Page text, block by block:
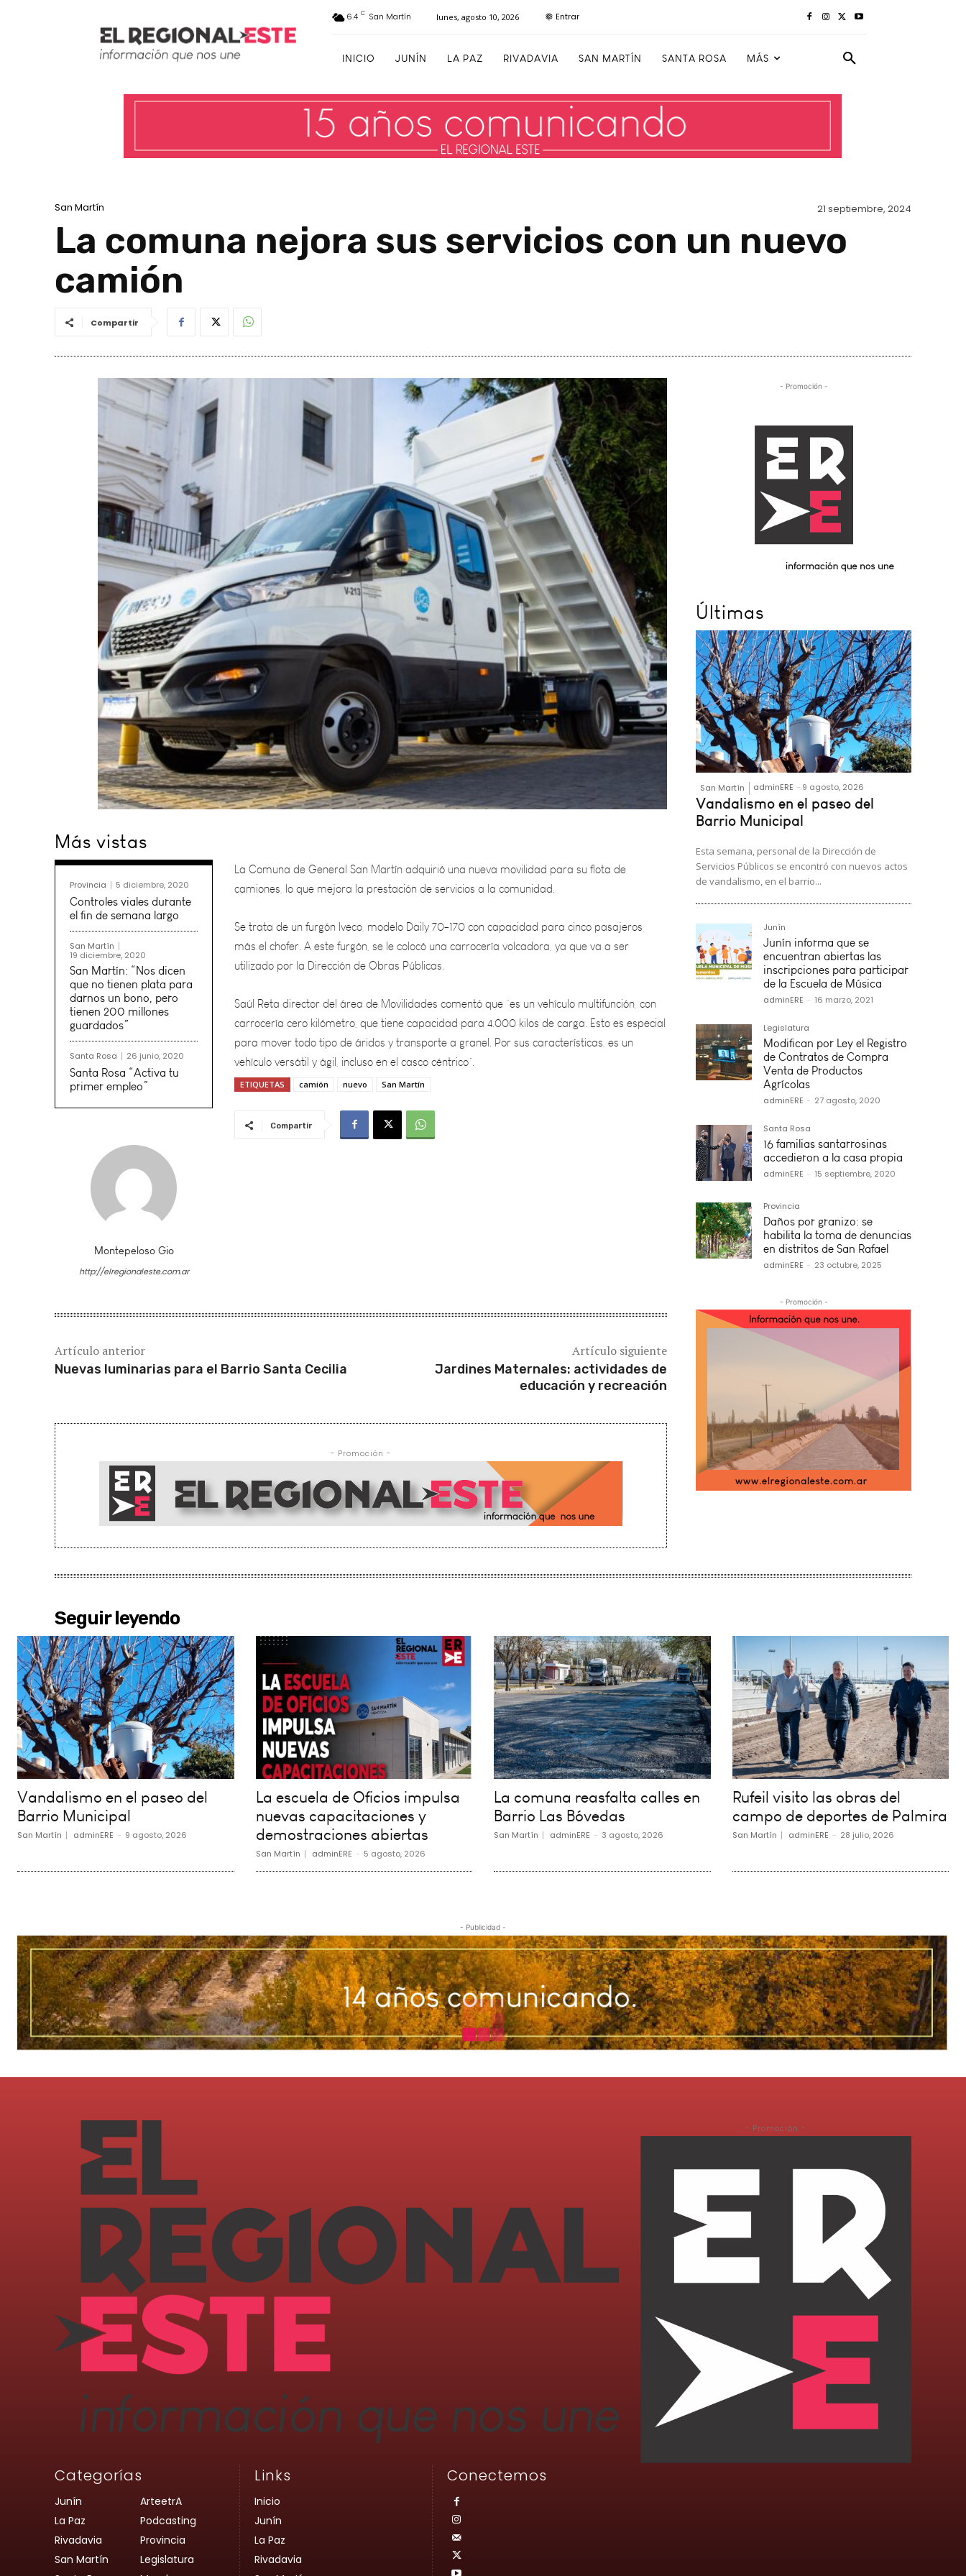
6.4 C San Martín lunes, agosto 10, 2026 Entrar
INICIO JUNÍN LA PAZ RIVADAVIA SAN MARTÍN SANTA ROSA MÁS
San Martín 21 septiembre, 2024
La comuna nejora sus servicios con un nuevo
camión
Compartir
Más vistas
Provincia 5 diciembre, 2020
Controles viales durante
el fin de semana largo
San Martín
19 diciembre, 2020
San Martín: “Nos dicen
que no tienen plata para
darnos un bono, pero
tienen 200 millones
guardados”
Santa Rosa 26 junio, 2020
Santa Rosa “Activa tu
primer empleo”
Montepeloso Gio
http://elregionaleste.com.ar
camiones, lo que mejora la prestación de servicios a la comunidad.
Se trata de un furgón Iveco, modelo Daily 70-170 con capacidad para cinco pasajeros,
más el chofer. A este furgón, se le colocó una carrocería volcadora, ya que va a ser
utilizado por la Dirección de Obras Públicas.
SaúlReta director del área de Movilidades comentó que “es un vehículo multifunción, con
carrocería cero kilómetro, que tiene capacidad para 4.000 kilos de carga. Esto es especial
para mover todo tipo de áridos y transporte a granel. Por sus características, es un
vehículo versátil y ágil, incluso en el casco céntrico”.
ETIQUETAS camión nuevo San Martín
Compartir
Artículo anterior
Nuevas luminarias para el Barrio Santa Cecilia
Artículo siguiente
Jardines Maternales: actividades de
educación y recreación
- Promoción -
- Promoción -
Últimas
San Martín adminERE - 9 agosto, 2026
Vandalismo en el paseo del
Barrio Municipal
Esta semana, personal de la Dirección de
Servicios Públicos se encontró con nuevos actos
de vandalismo, en el barrio...
Junín
Junín informa que se
encuentran abiertas las
inscripciones para participar
de la Escuela de Música
adminERE - 16 marzo, 2021
Legislatura
Modifican por Ley el Registro
de Contratos de Compra
Venta de Productos
Agrícolas
adminERE - 27 agosto, 2020
Santa Rosa
16 familias santarrosinas
accedieron a la casa propia
adminERE - 15 septiembre, 2020
Provincia
Daños por granizo: se
habilita la toma de denuncias
en distritos de San Rafael
adminERE - 23 octubre, 2025
- Promoción -
Seguir leyendo
Vandalismo en el paseo del
Barrio Municipal
San Martín adminERE - 9 agosto, 2026
La escuela de Oficios impulsa
nuevas capacitaciones y
demostraciones abiertas
San Martín adminERE - 5 agosto, 2026
La comuna reasfalta calles en
Barrio Las Bóvedas
San Martín adminERE - 3 agosto, 2026
Rufeil visito las obras del
campo de deportes de Palmira
San Martín adminERE - 28 julio, 2026
- Publicidad -
Categorías
Junín
La Paz
Rivadavia
San Martín
ArteetrA
Podcasting
Provincia
Legislatura
Links
Inicio
Junín
La Paz
Rivadavia
Conectemos
- Promoción -